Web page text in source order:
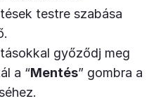
testre szabása
győződj meg
a “Mentés” gombra a